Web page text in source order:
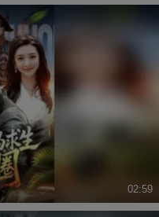
02:59